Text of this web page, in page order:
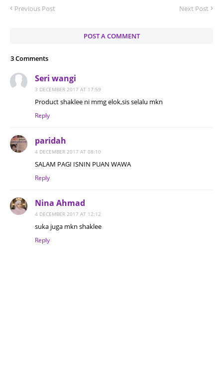
Previous Post Next Post
POST A COMMENT
3 Comments
Seri wangi
3 DECEMBER 2017 AT 17:59
Product shaklee ni mmg elok,sis selalu mkn
Reply
paridah
4 DECEMBER 2017 AT 08:10
SALAM PAGI ISNIN PUAN WAWA
Reply
Nina Ahmad
4 DECEMBER 2017 AT 12:12
suka juga mkn shaklee
Reply